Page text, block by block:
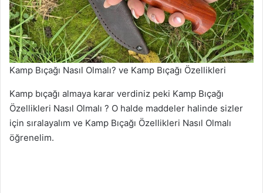
Kamp Bıçağı Nasıl Olmalı? ve Kamp Bıçağı Özellikleri
Kamp bıçağı almaya karar verdiniz peki Kamp Bıçağı
Özellikleri Nasıl Olmalı ? O halde maddeler halinde sizler
için sıralayalım ve Kamp Bıçağı Özellikleri Nasıl Olmalı
öğrenelim.